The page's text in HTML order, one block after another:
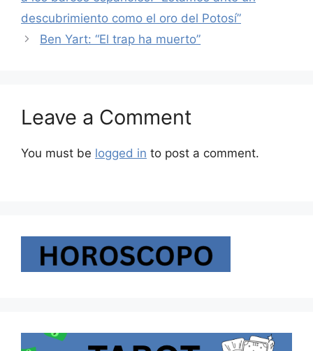
descubrimiento como el oro del Potosí”
Ben Yart: “El trap ha muerto”
Leave a Comment
You must be logged in to post a comment.